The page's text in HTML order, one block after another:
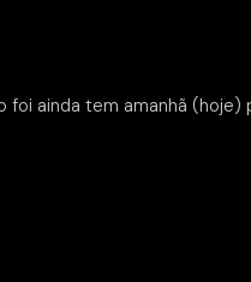
ainda tem amanhã (hoje)